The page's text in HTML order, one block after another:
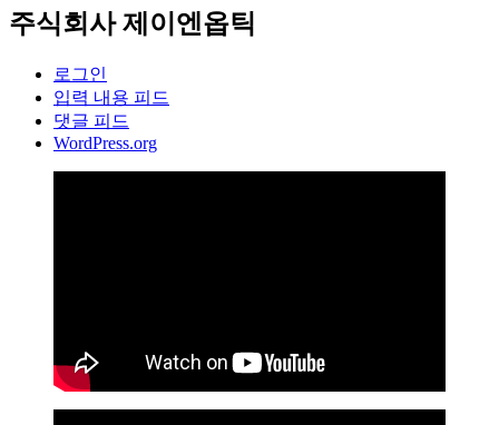
주식회사 제이엔옵틱
로그인
입력 내용 피드
댓글 피드
WordPress.org